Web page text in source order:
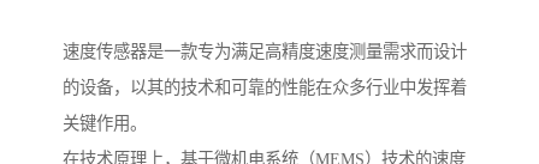
速度传感器是一款专为满足高精度速度测量需求而设计
的设备，以其的技术和可靠的性能在众多行业中发挥着
关键作用。
在技术原理上，基于微机电系统（MEMS）技术的速度